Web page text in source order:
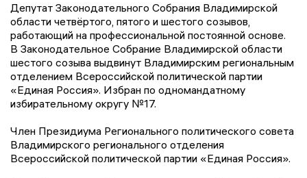
Депутат Законодательного Собрания Владимирской
области четвёртого, пятого и шестого созывов,
работающий на профессиональной постоянной основе.
В Законодательное Собрание Владимирской области
шестого созыва выдвинут Владимирским региональным
отделением Всероссийской политической партии
«Единая Россия». Избран по одномандатному
избирательному округу №17.
Член Президиума Регионального политического совета
Владимирского регионального отделения
Всероссийской политической партии «Единая Россия».